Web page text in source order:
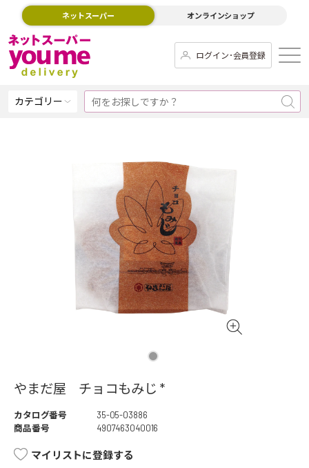
ネットスーパー オンラインショップ
ログイン･会員登録
カテゴリー
やまだ屋 チョコもみじ *
カタログ番号
35-05-03886
商品番号
4907463040016
マイリストに登録する